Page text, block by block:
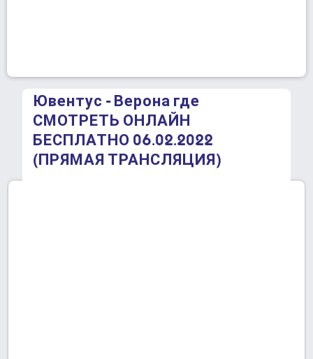
Ювентус - Верона где
СМОТРЕТЬ ОНЛАЙН
БЕСПЛАТНО 06.02.2022
(ПРЯМАЯ ТРАНСЛЯЦИЯ)